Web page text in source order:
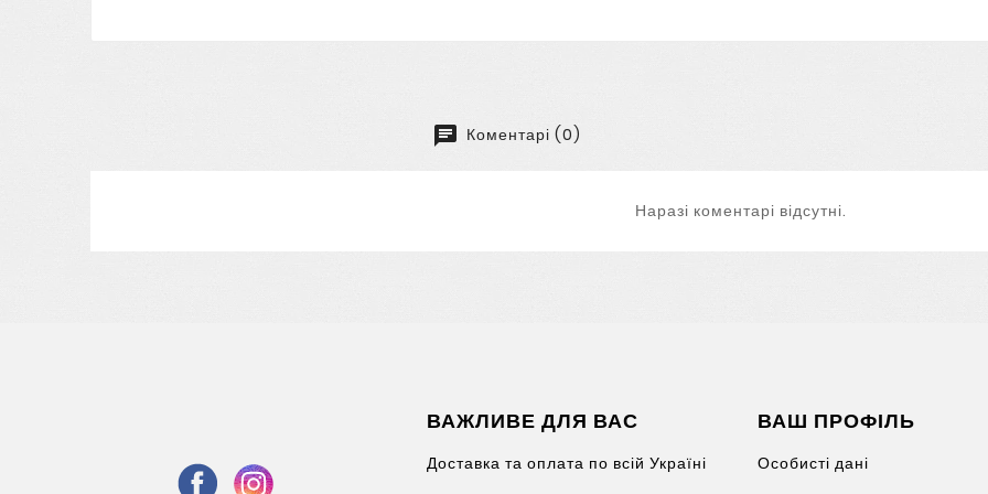
Коментарі (0)
Наразі коментарі відсутні.
ВАЖЛИВЕ ДЛЯ ВАС
Доставка та оплата по всій Україні
ВАШ ПРОФІЛЬ
Особисті дані